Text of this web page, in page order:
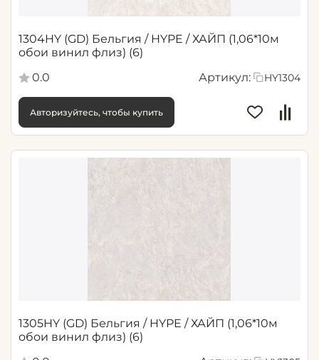
1304HY (GD) Бельгия / HYPE / ХАЙП (1,06*10м
обои винил флиз) (6)
0.0
Артикул: HY1304
Авторизуйтесь, чтобы купить
1305HY (GD) Бельгия / HYPE / ХАЙП (1,06*10м
обои винил флиз) (6)